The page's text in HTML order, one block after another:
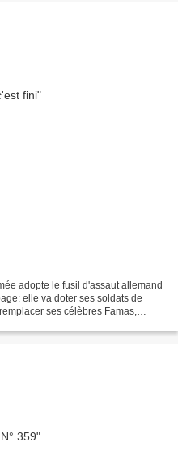
adopte le fusil d'assaut allemand
elle va doter ses soldats de
ses célèbres Famas,